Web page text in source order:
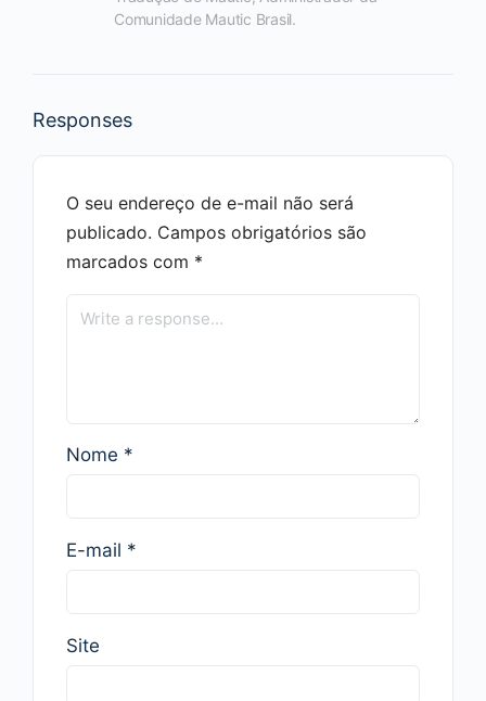
Comunidade Mautic Brasil.
Responses
O seu endereço de e-mail não será
publicado. Campos obrigatórios são
marcados com *
Nome *
E-mail *
Site